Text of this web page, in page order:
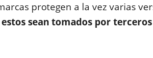
protegen a la vez varias
sean tomados por terceros